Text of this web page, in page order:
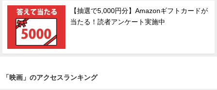
【抽選で5,000円分】Amazonギフトカードが
当たる！読者アンケート実施中
「映画」のアクセスランキング